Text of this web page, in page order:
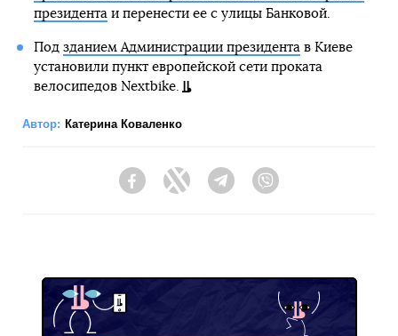
президентаи перенести ее с улицы Банковой.
Под зданием Администрации президентав Киеве
установили пункт европейской сети проката
велосипедов Nextbike.
Автор: Катерина Коваленко
FacebookTwitter Telegram